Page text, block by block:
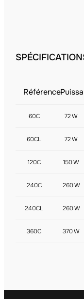
Référence
60C 72 W
60CL 72 W
120C 150 W
240C 260 W
240CL 260 W
360C 370 W